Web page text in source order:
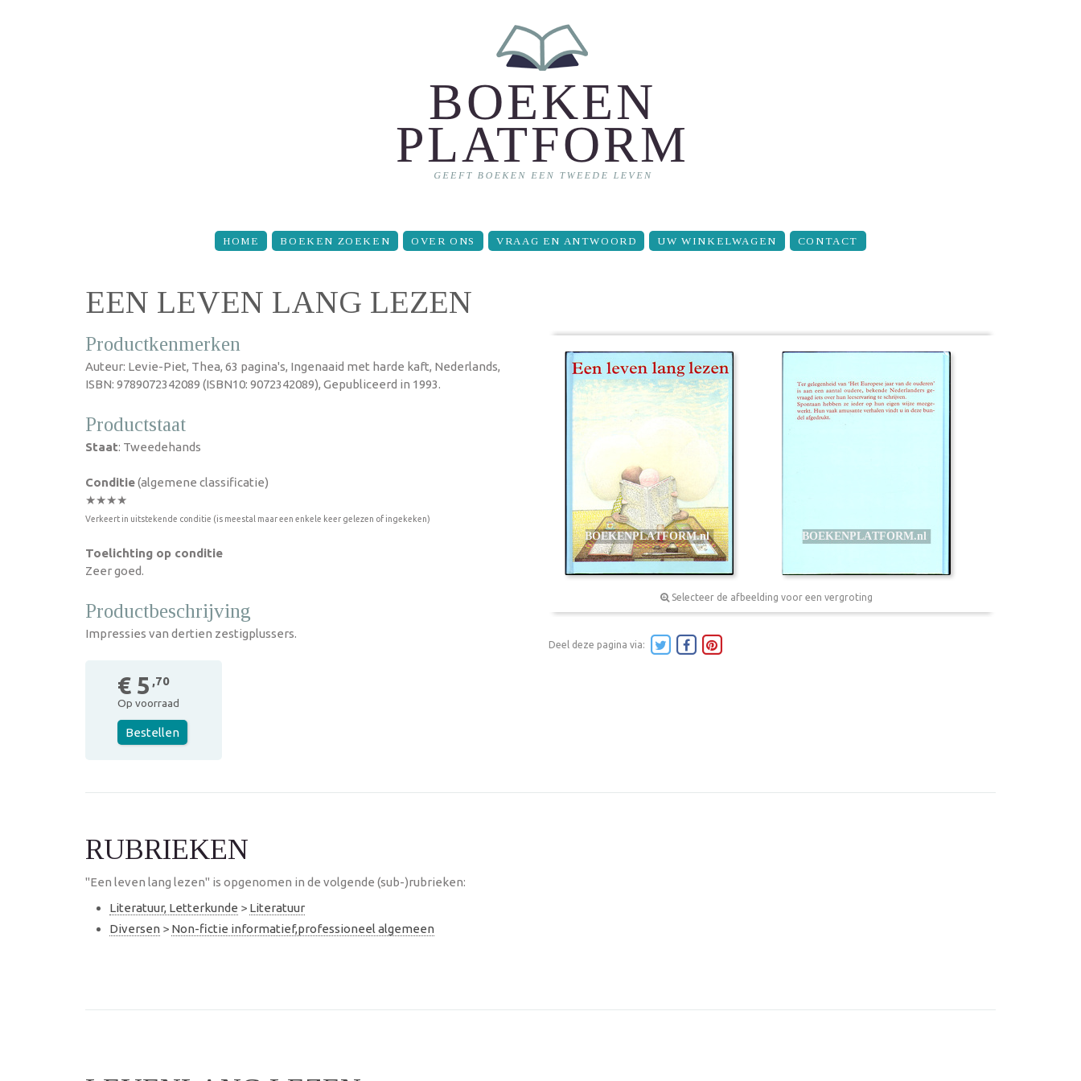
HOME BOEKEN ZOEKEN OVER ONS VRAAG EN ANTWOORD UW WINKELWAGEN CONTACT
EEN LEVEN LANG LEZEN
Productkenmerken
Auteur: Levie-Piet, Thea, 63 pagina's, Ingenaaid met harde kaft, Nederlands,
ISBN: 9789072342089 (ISBN10: 9072342089), Gepubliceerd in 1993.
Productstaat
Staat: Tweedehands
Conditie(algemene classificatie)
★★★★
Verkeert in uitstekende conditie (is meestal maar een enkele keer gelezen of ingekeken)
Toelichting op conditie
Zeer goed.
Productbeschrijving
Impressies van dertien zestigplussers.
€ 5 ,70
Op voorraad
Bestellen
Selecteer de afbeelding voor een vergroting
Deel deze pagina via:
RUBRIEKEN
"Een leven lang lezen" is opgenomen in de volgende (sub-)rubrieken:
Literatuur, Letterkunde > Literatuur
Diversen > Non-fictie informatief,professioneel algemeen